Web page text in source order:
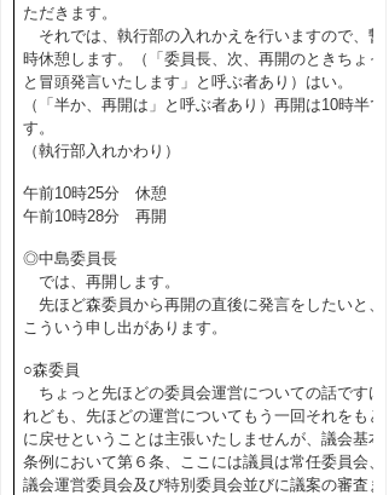
ただきます。
それでは、執行部の入れかえを行いますので、暫
時休憩します。（「委員長、次、再開のときちょっ
と冒頭発言いたします」と呼ぶ者あり）はい。
（「半か、再開は」と呼ぶ者あり）再開は10時半で
す。
（執行部入れかわり）
午前10時25分 休憩
午前10時28分 再開
◎中島委員長
では、再開します。
先ほど森委員から再開の直後に発言をしたいと、
こういう申し出があります。
○森委員
ちょっと先ほどの委員会運営についての話ですけ
れども、先ほどの運営についてもう一回それをもと
に戻せということは主張いたしませんが、議会基本
条例において第６条、ここには議員は常任委員会、
議会運営委員会及び特別委員会並びに議案の審査ま